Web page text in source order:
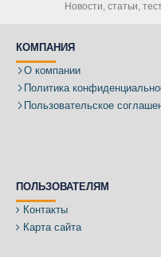
Новости, статьи,
КОМПАНИЯ
О компании
Политика
Пользовательское
ПОЛЬЗОВАТЕЛЯМ
Контакты
Карта сайта